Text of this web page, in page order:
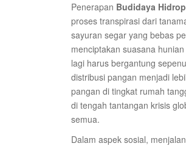
Penerapan Budidaya
proses transpirasi dari
sayuran segar yang bebas
menciptakan suasana
lagi harus bergantung
distribusi pangan menjadi
pangan di tingkat rumah
di tengah tantangan krisis
semua.
Dalam aspek sosial,